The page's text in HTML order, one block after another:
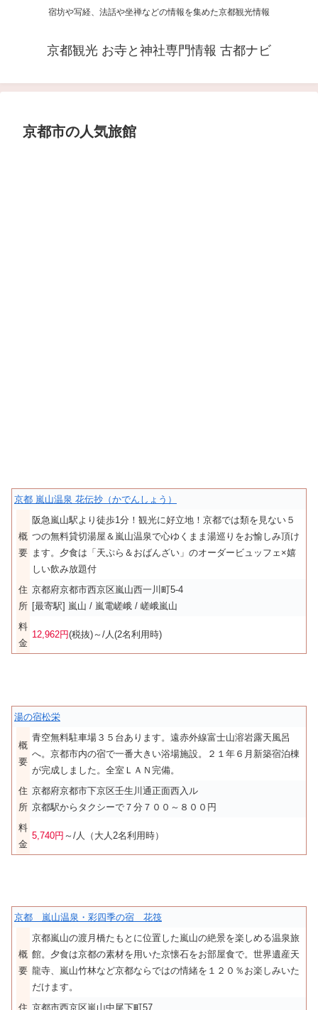
宿坊や写経、法話や坐禅などの情報を集めた京都観光情報
京都観光 お寺と神社専門情報 古都ナビ
京都市の人気旅館
京都 嵐山温泉 花伝抄（かでんしょう）
概
要
阪急嵐山駅より徒歩1分！観光に好立地！京都では類を見ない５
つの無料貸切湯屋＆嵐山温泉で心ゆくまま湯巡りをお愉しみ頂け
ます。夕食は「天ぷら＆おばんざい」のオーダービュッフェ×嬉
しい飲み放題付
住
所
京都府京都市西京区嵐山西一川町5-4
[最寄駅] 嵐山 / 嵐電嵯峨 / 嵯峨嵐山
料
金
12,962円(税抜)～/人(2名利用時)
湯の宿松栄
概
要
青空無料駐車場３５台あります。遠赤外線富士山溶岩露天風呂
へ。京都市内の宿で一番大きい浴場施設。２１年６月新築宿泊棟
が完成しました。全室ＬＡＮ完備。
住
所
京都府京都市下京区壬生川通正面西入ル
京都駅からタクシーで７分７００～８００円
料
金
5,740円 ～/人（大人2名利用時）
京都 嵐山温泉・彩四季の宿 花筏
概
要
京都嵐山の渡月橋たもとに位置した嵐山の絶景を楽しめる温泉旅
館。夕食は京都の素材を用いた京懐石をお部屋食で。世界遺産天
龍寺、嵐山竹林など京都ならではの情緒を１２０％お楽しみいた
だけます。
住 京都市西京区嵐山中尾下町57